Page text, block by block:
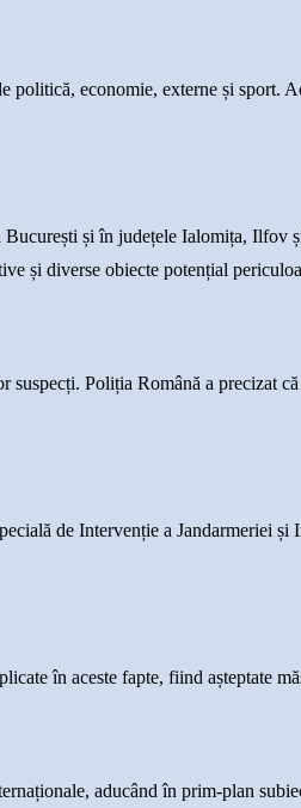
economie, externe și sport.
și în județele Ialomița, Ilfov
și diverse obiecte potențial
Poliția Română a precizat
de Intervenție a Jandarmeriei și
în aceste fapte, fiind așteptate
aducând în prim-plan